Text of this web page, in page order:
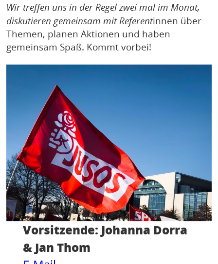
Wir treffen uns in der Regel zwei mal im Monat,
diskutieren gemeinsam mit Referentinnen über
Themen, planen Aktionen und haben
gemeinsam Spaß. Kommt vorbei!
Vorsitzende: Johanna Dorra
& Jan Thom